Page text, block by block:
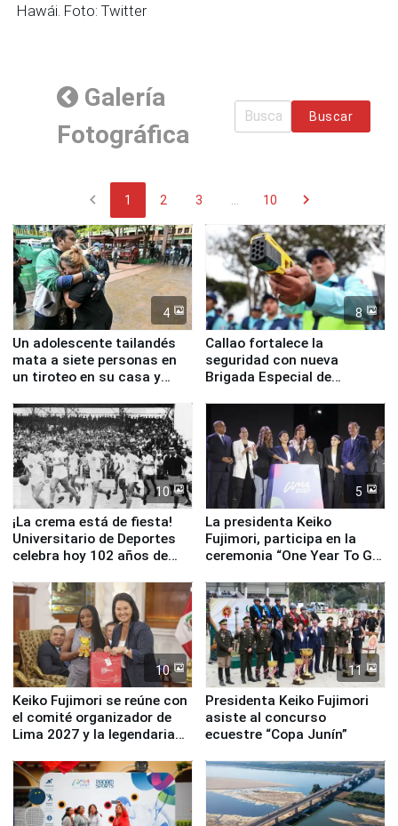
Hawái. Foto: Twitter
Galería
Fotográfica
Buscar
chevron_left 1 2 3 10 chevron_right
4
Un adolescente tailandés
mata a siete personas en
un tiroteo en su casa y
8
Callao fortalece la
seguridad con nueva
Brigada Especial de
equipamiento para
Serenazgo
10
¡La crema está de fiesta!
Universitario de Deportes
celebra hoy 102 años de
5
La presidenta Keiko
Fujimori, participa en la
ceremonia “One Year To Go
10
Keiko Fujimori se reúne con
el comité organizador de
Lima 2027 y la legendaria
11
Presidenta Keiko Fujimori
asiste al concurso
ecuestre “Copa Junín”